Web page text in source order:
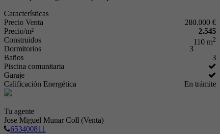
Características
Precio Venta
280.000 €
Precio/m²
2.545
Construidos
110 m2
Dormitorios
3
Baños
3
Piscina comunitaria
Garaje
Calificación Energética
En trámite
Tu agente
Jose Miguel Munar Coll (Venta)
653400811